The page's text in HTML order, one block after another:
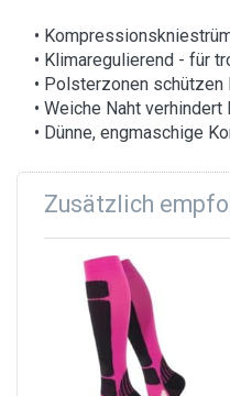
•
• Klimaregulierend - für
• Polsterzonen schützen
• Weiche Naht
• Dünne, engmaschige
Zusätzlich